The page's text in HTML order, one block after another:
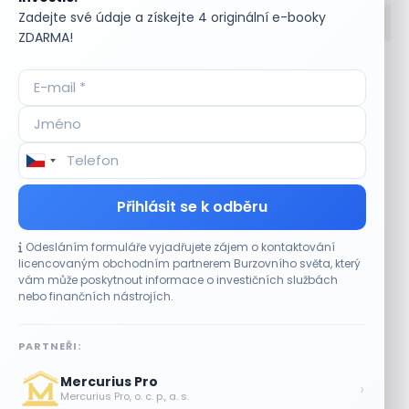
Zadejte své údaje a získejte 4 originální e-booky
ZDARMA!
Přihlásit se k odběru
Odesláním formuláře vyjadřujete zájem o kontaktování
licencovaným obchodním partnerem Burzovního světa, který
vám může poskytnout informace o investičních službách
nebo finančních nástrojích.
PARTNEŘI:
Mercurius Pro
Mercurius Pro, o. c. p., a. s. ›
Accumulate
ADR (Americké
depozitní certifikáty)
Advokátní úschova
Akcie
Akcie kmenová
Akcie na doručitele
Akcie prioritní
Akciové riziko (Risk On
Shares)
Akciové trhy
Akontace
(AUV)
Alokace
Alokace (IPO)
Komoditní trhy
Kontinuální režim
Korporátní dluhopisy
Kotovaná měna
Krátká pozice
Krátká pozice (short
selling)
Krátký klient
Křížový kurz
Kurz cenného papíru